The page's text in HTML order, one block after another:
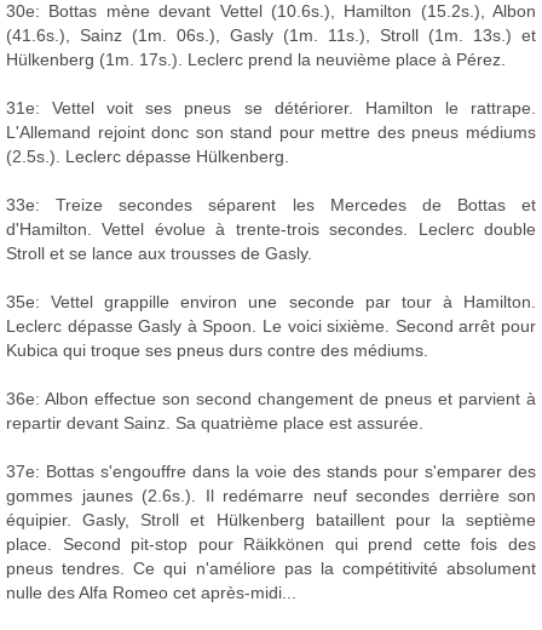
30e: Bottas mène devant Vettel (10.6s.), Hamilton (15.2s.), Albon
(41.6s.), Sainz (1m. 06s.), Gasly (1m. 11s.), Stroll (1m. 13s.) et
Hülkenberg (1m. 17s.). Leclerc prend la neuvième place à Pérez.
31e: Vettel voit ses pneus se détériorer. Hamilton le rattrape.
L'Allemand rejoint donc son stand pour mettre des pneus médiums
(2.5s.). Leclerc dépasse Hülkenberg.
33e: Treize secondes séparent les Mercedes de Bottas et
d'Hamilton. Vettel évolue à trente-trois secondes. Leclerc double
Stroll et se lance aux trousses de Gasly.
35e: Vettel grappille environ une seconde par tour à Hamilton.
Leclerc dépasse Gasly à Spoon. Le voici sixième. Second arrêt pour
Kubica qui troque ses pneus durs contre des médiums.
36e: Albon effectue son second changement de pneus et parvient à
repartir devant Sainz. Sa quatrième place est assurée.
37e: Bottas s'engouffre dans la voie des stands pour s'emparer des
gommes jaunes (2.6s.). Il redémarre neuf secondes derrière son
équipier. Gasly, Stroll et Hülkenberg bataillent pour la septième
place. Second pit-stop pour Räikkönen qui prend cette fois des
pneus tendres. Ce qui n'améliore pas la compétitivité absolument
nulle des Alfa Romeo cet après-midi...